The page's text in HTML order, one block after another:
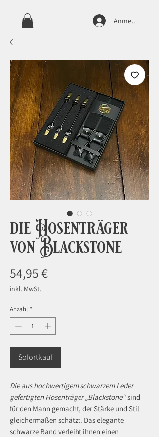
Anmelden
die Hosenträger
von Blackstone
54,95 €Preis
inkl. MwSt.
Anzahl *
Sofortkauf
Die aus hochwertigem schwarzem Leder
gefertigten Hosenträger „Blackstone“sind
für den Mann gemacht, der Stärke und Stil
gleichermaßen schätzt. Das elegante
schwarze Band verleiht ihnen einen